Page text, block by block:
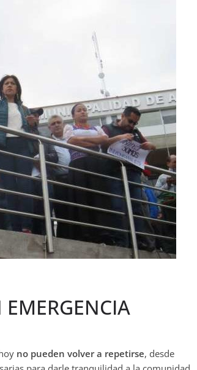
no pueden volver a repetirse, desde